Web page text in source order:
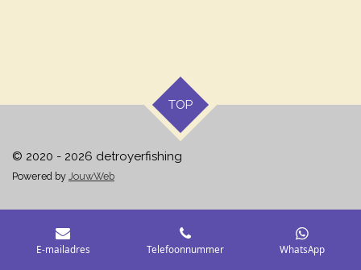
TOP
© 2020 - 2026 detroyerfishing
Powered by JouwWeb
E-mailadres Telefoonnummer WhatsApp